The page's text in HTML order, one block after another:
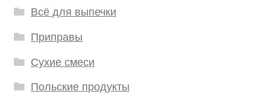
Всё для выпечки
Приправы
Сухие смеси
Польские продукты